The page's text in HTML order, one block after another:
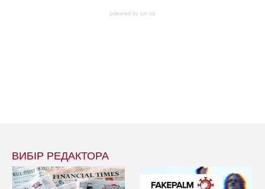
powered by lun.ua
ВИБІР РЕДАКТОРА